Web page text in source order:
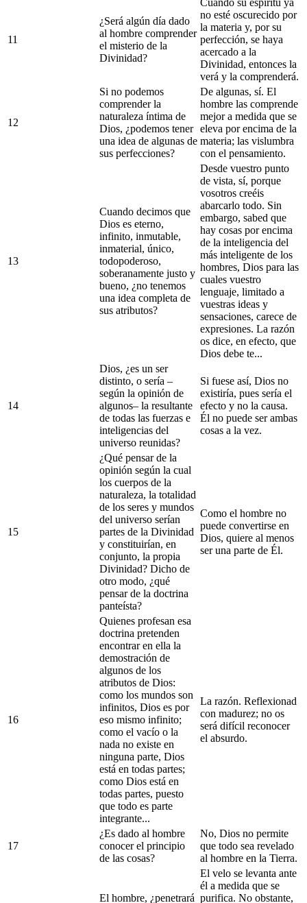
11
¿Será algún día dado
al hombre comprender
el misterio de la
Divinidad?
no esté oscurecido por
la materia y, por su
perfección, se haya
acercado a la
Divinidad, entonces la
verá y la comprenderá.
12
Si no podemos
comprender la
naturaleza íntima de
Dios, ¿podemos tener
una idea de algunas de
sus perfecciones?
De algunas, sí. El
hombre las comprende
mejor a medida que se
eleva por encima de la
materia; las vislumbra
con el pensamiento.
13
Cuando decimos que
Dios es eterno,
infinito, inmutable,
inmaterial, único,
todopoderoso,
soberanamente justo y
bueno, ¿no tenemos
una idea completa de
sus atributos?
Desde vuestro punto
de vista, sí, porque
vosotros creéis
abarcarlo todo. Sin
embargo, sabed que
hay cosas por encima
de la inteligencia del
más inteligente de los
hombres, Dios para las
cuales vuestro
lenguaje, limitado a
vuestras ideas y
sensaciones, carece de
expresiones. La razón
os dice, en efecto, que
Dios debe te...
14
Dios, ¿es un ser
distinto, o sería –
según la opinión de
algunos– la resultante
de todas las fuerzas e
inteligencias del
universo reunidas?
Si fuese así, Dios no
existiría, pues sería el
efecto y no la causa.
Él no puede ser ambas
cosas a la vez.
15
¿Qué pensar de la
opinión según la cual
los cuerpos de la
naturaleza, la totalidad
de los seres y mundos
del universo serían
partes de la Divinidad
y constituirían, en
conjunto, la propia
Divinidad? Dicho de
otro modo, ¿qué
pensar de la doctrina
panteísta?
Como el hombre no
puede convertirse en
Dios, quiere al menos
ser una parte de Él.
16
Quienes profesan esa
doctrina pretenden
encontrar en ella la
demostración de
algunos de los
atributos de Dios:
como los mundos son
infinitos, Dios es por
eso mismo infinito;
como el vacío o la
nada no existe en
ninguna parte, Dios
está en todas partes;
como Dios está en
todas partes, puesto
que todo es parte
integrante...
La razón. Reflexionad
con madurez; no os
será difícil reconocer
el absurdo.
17
¿Es dado al hombre
conocer el principio
de las cosas?
No, Dios no permite
que todo sea revelado
al hombre en la Tierra.
El hombre, ¿penetrará
El velo se levanta ante
él a medida que se
purifica. No obstante,